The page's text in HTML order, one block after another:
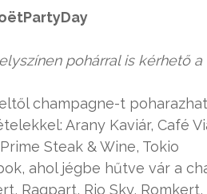
pohárral is kérhető
champagne-t
Arany Kaviár, Café
Steak & Wine, Tokio
ahol jégbe hűtve vár a
Raqpart, Rio Sky,